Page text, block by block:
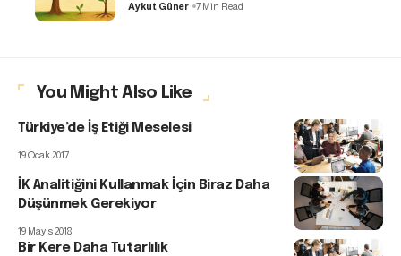
Aykut Güner 7 Min Read
You Might Also Like
Türkiye’de İş Etiği Meselesi
19 Ocak 2017
İK Analitiğini Kullanmak İçin Biraz Daha
Düşünmek Gerekiyor
19 Mayıs 2018
Bir Kere Daha Tutarlılık